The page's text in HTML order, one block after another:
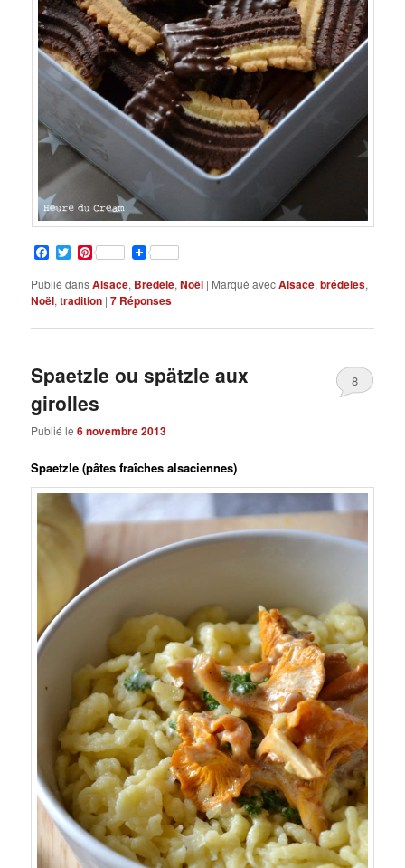
Facebook
TwitterPinterest
Publié dansAlsace, Bredele,Noël | Marqué avecAlsace,brédeles,
Noël,tradition |7 Réponses
Spaetzle ou spätzle aux
girolles
Publié le6 novembre 2013
8
Spaetzle (pâtes fraîches alsaciennes)